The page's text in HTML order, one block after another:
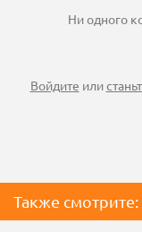
Ни одного
Войдите или
Также смотрите: